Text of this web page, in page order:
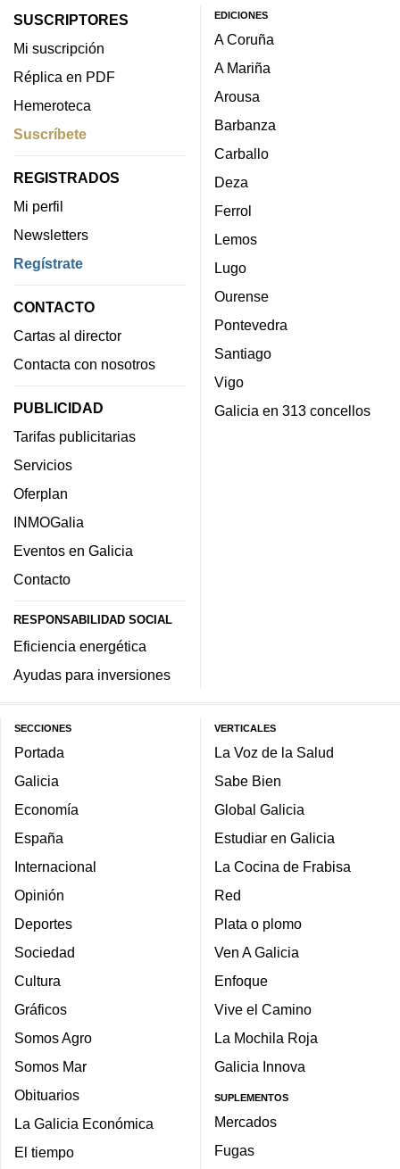
SUSCRIPTORES
Mi suscripción
Réplica en PDF
Hemeroteca
Suscríbete
REGISTRADOS
Mi perfil
Newsletters
Regístrate
CONTACTO
Cartas al director
Contacta con nosotros
PUBLICIDAD
Tarifas publicitarias
Servicios
Oferplan
INMOGalia
Eventos en Galicia
Contacto
RESPONSABILIDAD SOCIAL
Eficiencia energética
Ayudas para inversiones
EDICIONES
A Coruña
A Mariña
Arousa
Barbanza
Carballo
Deza
Ferrol
Lemos
Lugo
Ourense
Pontevedra
Santiago
Vigo
Galicia en 313 concellos
SECCIONES
Portada
Galicia
Economía
España
Internacional
Opinión
Deportes
Sociedad
Cultura
Gráficos
Somos Agro
Somos Mar
Obituarios
La Galicia Económica
El tiempo
VERTICALES
La Voz de la Salud
Sabe Bien
Global Galicia
Estudiar en Galicia
La Cocina de Frabisa
Red
Plata o plomo
Ven A Galicia
Enfoque
Vive el Camino
La Mochila Roja
Galicia Innova
SUPLEMENTOS
Mercados
Fugas